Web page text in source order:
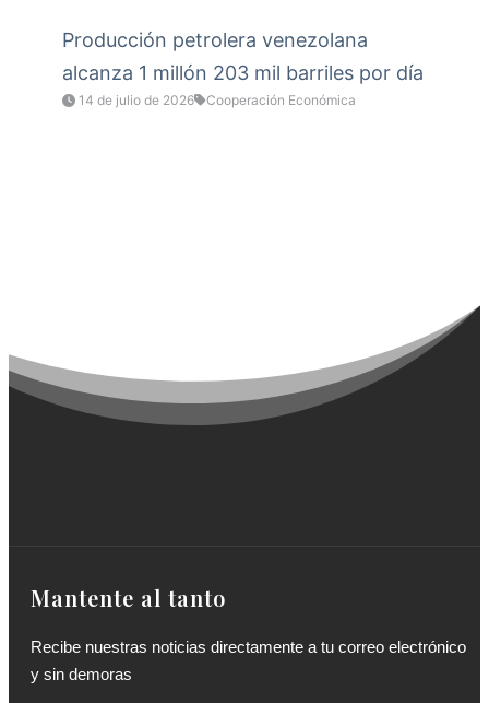
Producción petrolera venezolana
alcanza 1 millón 203 mil barriles por día
14 de julio de 2026 Cooperación Económica
Mantente al tanto
Recibe nuestras noticias directamente a tu correo electrónico
y sin demoras